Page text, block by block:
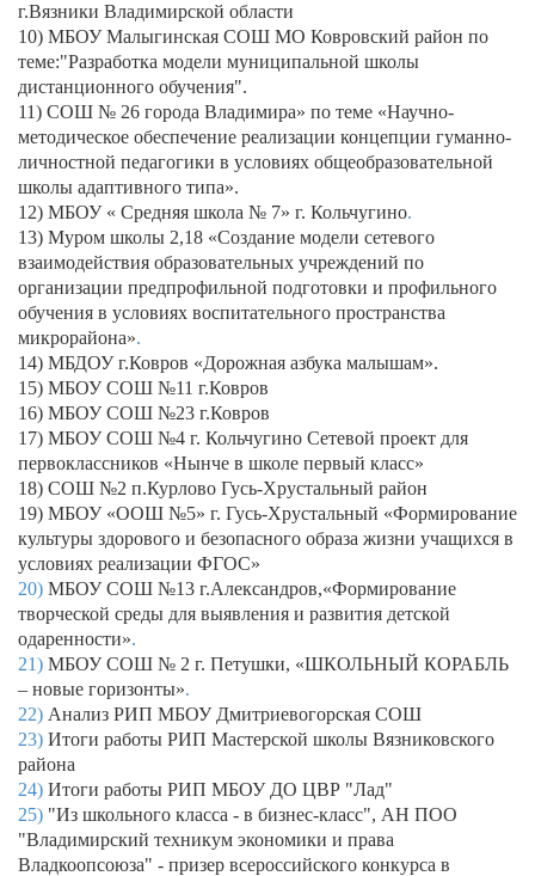
г.Вязники Владимирской области
10) МБОУ Малыгинская СОШ МО Ковровский район по
теме:"Разработка модели муниципальной школы
дистанционного обучения".
11) СОШ № 26 города Владимира» по теме «Научно-
методическое обеспечение реализации концепции гуманно-
личностной педагогики в условиях общеобразовательной
школы адаптивного типа».
12) МБОУ « Средняя школа № 7» г. Кольчугино.
13) Муром школы 2,18 «Создание модели сетевого
взаимодействия образовательных учреждений по
организации предпрофильной подготовки и профильного
обучения в условиях воспитательного пространства
микрорайона».
14) МБДОУ г.Ковров «Дорожная азбука малышам».
15) МБОУ СОШ №11 г.Ковров
16) МБОУ СОШ №23 г.Ковров
17) МБОУ СОШ №4 г. Кольчугино Сетевой проект для
первоклассников «Нынче в школе первый класс»
18) СОШ №2 п.Курлово Гусь-Хрустальный район
19) МБОУ «ООШ №5» г. Гусь-Хрустальный «Формирование
культуры здорового и безопасного образа жизни учащихся в
условиях реализации ФГОС»
20) МБОУ СОШ №13 г.Александров,«Формирование
творческой среды для выявления и развития детской
одаренности».
21) МБОУ СОШ № 2 г. Петушки, «ШКОЛЬНЫЙ КОРАБЛЬ
– новые горизонты».
22) Анализ РИП МБОУ Дмитриевогорская СОШ
23) Итоги работы РИП Мастерской школы Вязниковского
района
24) Итоги работы РИП МБОУ ДО ЦВР "Лад"
25) "Из школьного класса - в бизнес-класс", АН ПОО
"Владимирский техникум экономики и права
Владкоопсоюза" - призер всероссийского конкурса в